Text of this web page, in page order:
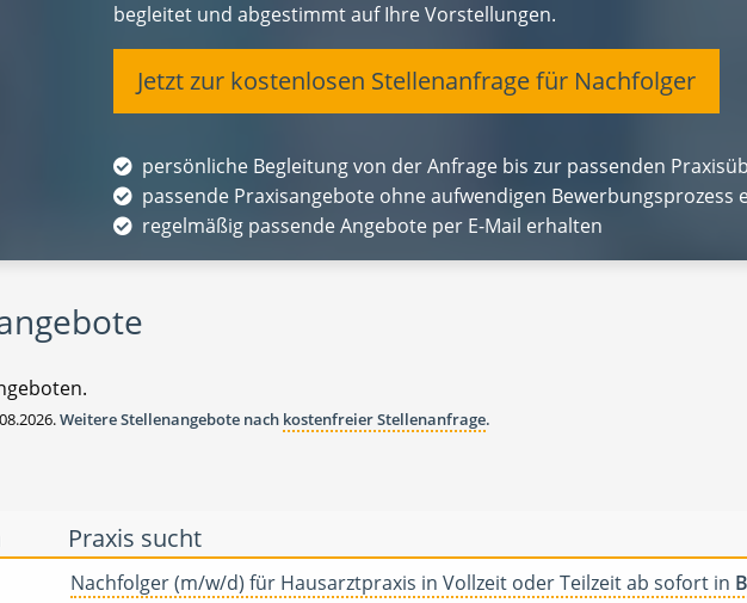
begleitet und abgestimmt auf Ihre Vorstellungen.
Jetzt zur kostenlosen Stellenanfrage für Nachfolger
persönliche Begleitung von der Anfrage bis zur passenden
passende Praxisangebote ohne aufwendigen Bewerbungsprozess
regelmäßig passende Angebote per E-Mail erhalten
Weitere Stellenangebote nach kostenfreier Stellenanfrage.
Praxis sucht
Nachfolger (m/w/d) für Hausarztpraxis in Vollzeit oder Teilzeit ab sofort in